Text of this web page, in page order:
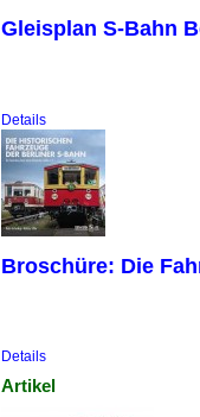
Gleisplan S-Bahn
Details
Broschüre: Die
Details
Artikel